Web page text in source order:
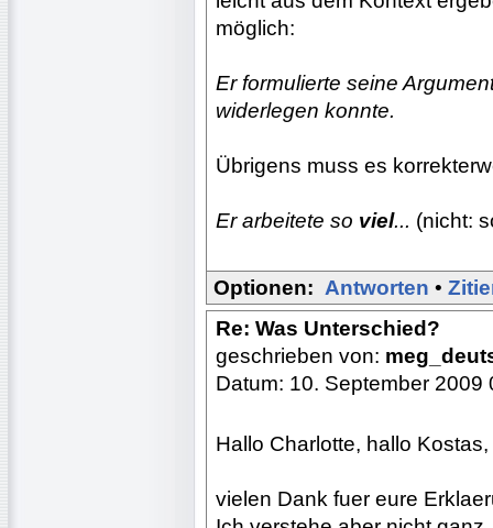
möglich:
Er formulierte seine
widerlegen konnte.
Übrigens muss es
Er arbeitete so viel... (nicht:
Optionen: Antworten •
Re: Was Unterschied?
geschrieben von:
Datum: 10. September 2009
Hallo Charlotte, hallo Kostas,
vielen Dank fuer eure